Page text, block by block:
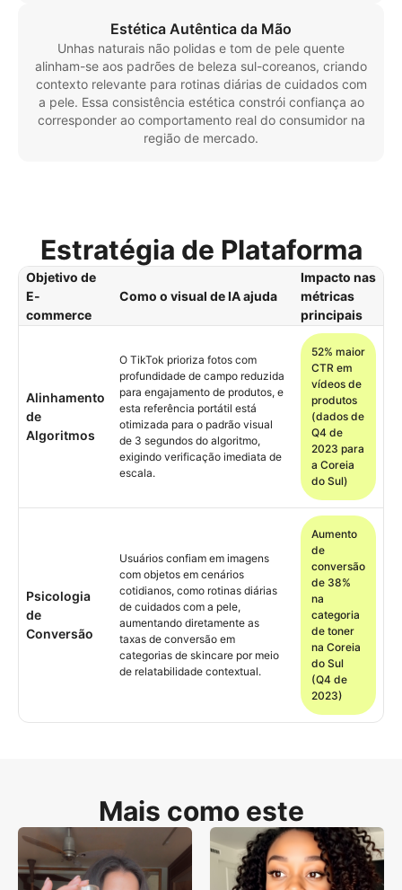
Estética Autêntica da Mão
Unhas naturais não polidas e tom de pele quente
alinham-se aos padrões de beleza sul-coreanos, criando
contexto relevante para rotinas diárias de cuidados com
a pele. Essa consistência estética constrói confiança ao
corresponder ao comportamento real do consumidor na
região de mercado.
Estratégia de Plataforma
Objetivo de
E-
commerce
Como o visual de IA ajuda
Impacto nas
métricas
principais
Alinhamento
de
Algoritmos
O TikTok prioriza fotos com
profundidade de campo reduzida
para engajamento de produtos, e
esta referência portátil está
otimizada para o padrão visual
de 3 segundos do algoritmo,
exigindo verificação imediata de
escala.
52% maior
CTR em
vídeos de
produtos
(dados de
Q4 de
2023 para
a Coreia
do Sul)
Psicologia
de
Conversão
Usuários confiam em imagens
com objetos em cenários
cotidianos, como rotinas diárias
de cuidados com a pele,
aumentando diretamente as
taxas de conversão em
categorias de skincare por meio
de relatabilidade contextual.
Aumento
de
conversão
de 38%
na
categoria
de toner
na Coreia
do Sul
(Q4 de
2023)
Mais como este